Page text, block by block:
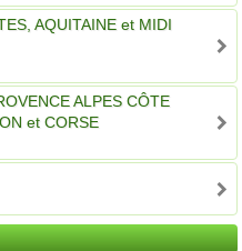
AQUITAINE et MIDI
ALPES CÔTE
et CORSE